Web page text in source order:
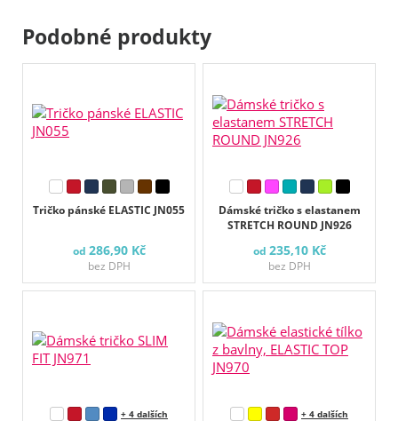
Podobné produkty
Tričko pánské ELASTIC JN055
od 286,90 Kč
bez DPH
Dámské tričko s elastanem
STRETCH ROUND JN926
od 235,10 Kč
bez DPH
+ 4 dalších + 4 dalších